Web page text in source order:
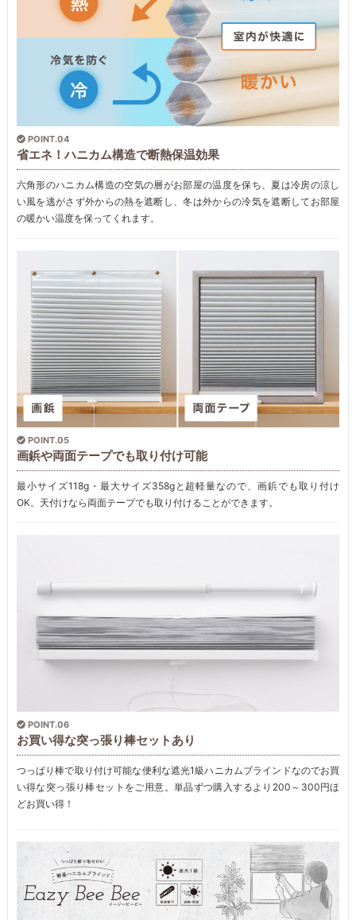
POINT.04
省エネ！ハニカム構造で断熱保温効果
六角形のハニカム構造の空気の層がお部屋の温度を保ち、夏は冷房の涼し
い風を逃がさず外からの熱を遮断し、冬は外からの冷気を遮断してお部屋
の暖かい温度を保ってくれます。
POINT.05
画鋲や両面テープでも取り付け可能
最小サイズ118g・最大サイズ358gと超軽量なので、画鋲でも取り付け
OK。天付けなら両面テープでも取り付けることができます。
POINT.06
お買い得な突っ張り棒セットあり
つっぱり棒で取り付け可能な便利な遮光1級ハニカムブラインドなのでお買
い得な突っ張り棒セットをご用意。単品ずつ購入するより200～300円ほ
どお買い得！